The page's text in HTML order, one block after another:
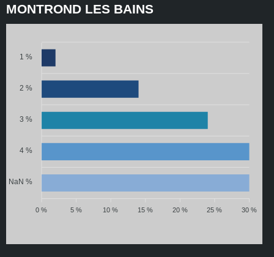
MONTROND LES BAINS
1 %
2 %
3 %
4 %
NaN %
30 %
25 %
20 %
15 %
10 %
5 %
0 %